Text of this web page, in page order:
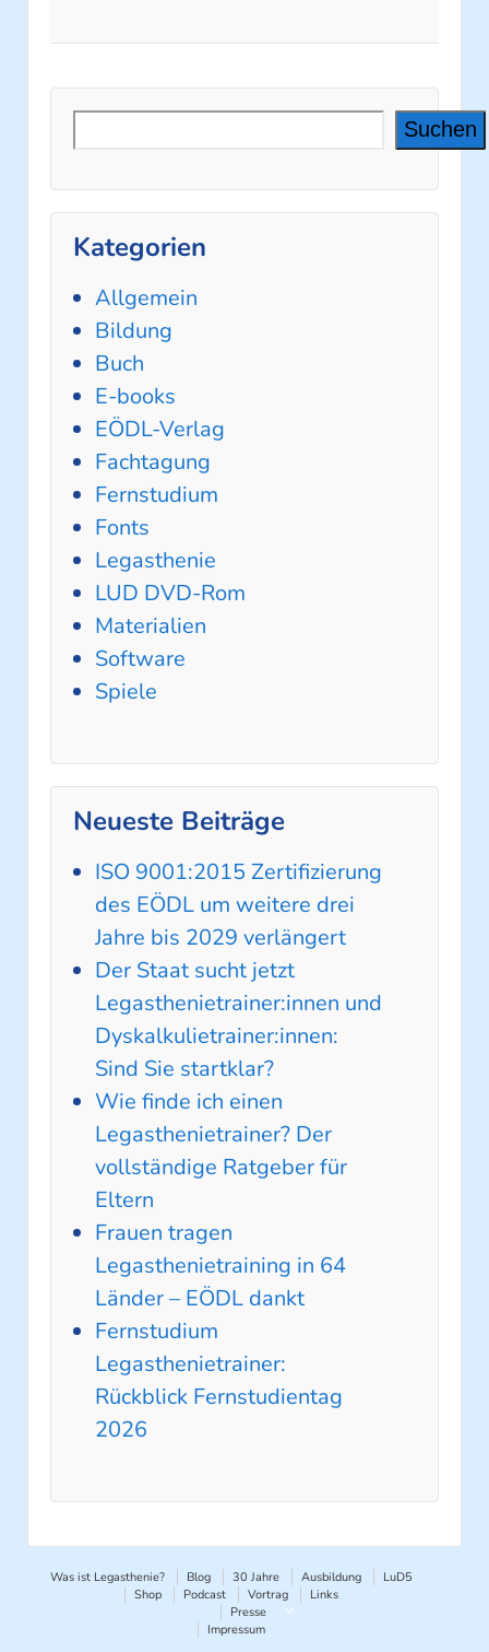
Suchen
Kategorien
Allgemein
Bildung
Buch
E-books
EÖDL-Verlag
Fachtagung
Fernstudium
Fonts
Legasthenie
LUD DVD-Rom
Materialien
Software
Spiele
Neueste Beiträge
ISO 9001:2015 Zertifizierung
des EÖDL um weitere drei
Jahre bis 2029 verlängert
Der Staat sucht jetzt
Legasthenietrainer:innen und
Dyskalkulietrainer:innen:
Sind Sie startklar?
Wie finde ich einen
Legasthenietrainer? Der
vollständige Ratgeber für
Eltern
Frauen tragen
Legasthenietraining in 64
Länder – EÖDL dankt
Fernstudium
Legasthenietrainer:
Rückblick Fernstudientag
2026
Was ist Legasthenie? Blog 30 Jahre Ausbildung
LuD5
Shop
Podcast Vortrag
Links
Presse
Impressum